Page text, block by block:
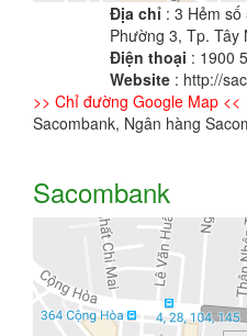
Địa chỉ : 3 Hẻm
Phường 3, Tp. Tây
Điện thoại : 1900
Website : http://
>> Chỉ đường Google Map <<
Sacombank, Ngân hàng
Sacombank